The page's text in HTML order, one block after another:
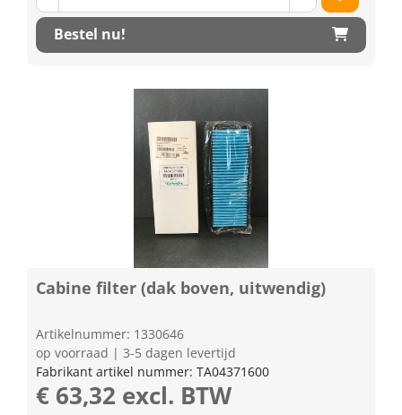
Bestel nu!
Cabine filter (dak boven, uitwendig)
Artikelnummer: 1330646
op voorraad | 3-5 dagen levertijd
Fabrikant artikel nummer: TA04371600
€ 63,32 excl. BTW